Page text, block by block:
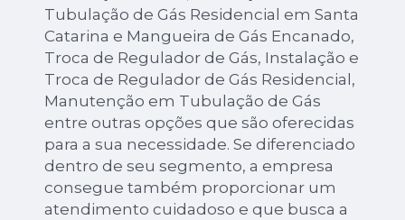
Tubulação de Gás Residencial em Santa
Catarina e Mangueira de Gás Encanado,
Troca de Regulador de Gás, Instalação e
Troca de Regulador de Gás Residencial,
Manutenção em Tubulação de Gás
entre outras opções que são oferecidas
para a sua necessidade. Se diferenciado
dentro de seu segmento, a empresa
consegue também proporcionar um
atendimento cuidadoso e que busca a